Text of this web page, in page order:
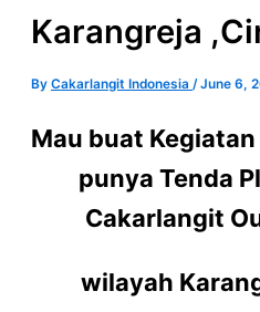
Karangreja
By Cakarlangit Indonesia /June 6,
Mau buat
punya Tenda
Cakarlangit
wilayah